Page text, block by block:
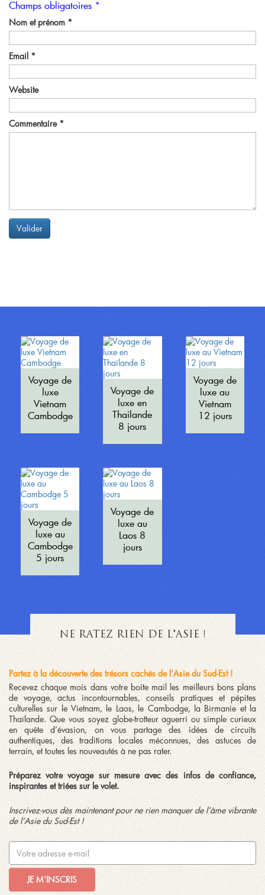
Champs obligatoires *
Nom et prénom *
Email *
Website
Commentaire *
Valider
Voyage de
luxe
Vietnam
Cambodge
Voyage de
luxe en
Thailande
8 jours
Voyage de
luxe au
Vietnam
12 jours
Voyage de
luxe au
Cambodge
5 jours
Voyage de
luxe au
Laos 8
jours
NE RATEZ RIEN DE L'ASIE !
Partez à la découverte des trésors cachés de l’Asie du Sud-Est !
Recevez chaque mois dans votre boîte mail les meilleurs bons plans
de voyage, actus incontournables, conseils pratiques et pépites
culturelles sur le Vietnam, le Laos, le Cambodge, la Birmanie et la
Thaïlande. Que vous soyez globe-trotteur aguerri ou simple curieux
en quête d’évasion, on vous partage des idées de circuits
authentiques, des traditions locales méconnues, des astuces de
terrain, et toutes les nouveautés à ne pas rater.
Préparez votre voyage sur mesure avec des infos de confiance,
inspirantes et triées sur le volet.
Inscrivez-vous dès maintenant pour ne rien manquer de l’âme vibrante
de l’Asie du Sud-Est !
JE M'INSCRIS